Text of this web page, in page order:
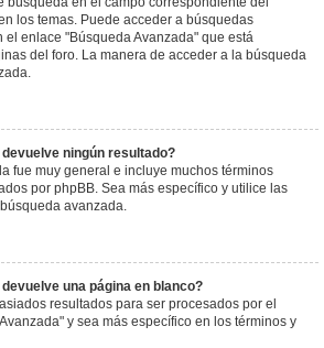
los temas. Puede acceder a búsquedas
enlace "Búsqueda Avanzada" que está
del foro. La manera de acceder a la búsqueda
ningún resultado?
fue muy general e incluye muchos términos
por phpBB. Sea más específico y utilice las
avanzada.
una página en blanco?
resultados para ser procesados por el
y sea más específico en los términos y